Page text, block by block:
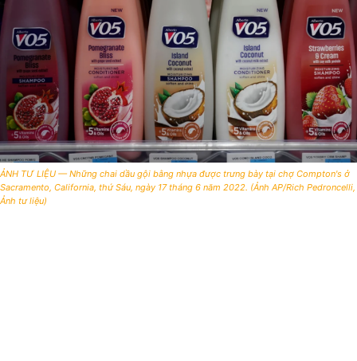
ẢNH TƯ LIỆU — Những chai dầu gội bằng nhựa được trưng bày tại chợ Compton's ở
Sacramento, California, thứ Sáu, ngày 17 tháng 6 năm 2022. (Ảnh AP/Rich Pedroncelli,
Ảnh tư liệu)